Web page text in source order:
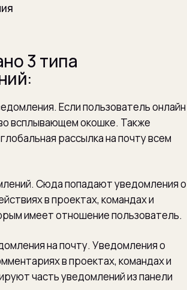
3 типа
Если пользователь онлайн
всплывающем окошке. Также
рассылка на почту всем
Сюда попадают уведомления о
в проектах, командах и
имеет отношение пользователь.
на почту. Уведомления о
в проектах, командах и
часть уведомлений из панели